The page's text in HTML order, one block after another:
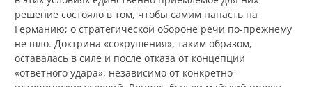
решение состояло в том, чтобы самим напасть на
Германию; о стратегической обороне речи по-прежнему
не шло. Доктрина «сокрушения», таким образом,
оставалась в силе и после отказа от концепции
«ответного удара», независимо от конкретно-